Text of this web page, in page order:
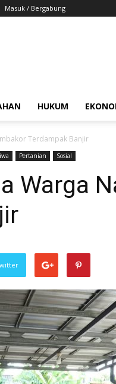
Masuk / Bergabung
HUKUM
Terdampak Banjir
Pertanian Sosial
Warga